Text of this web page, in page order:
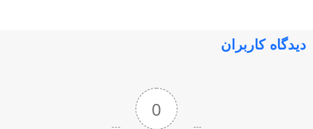
دیدگاه کاربران
0